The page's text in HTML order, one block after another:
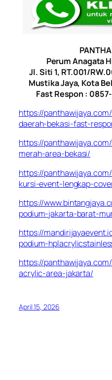
Perum Anagata
Jl. Siti 1, RT.001/
Mustika Jaya, Kota
Fast Respon :
https://
daerah-bekasi-fast-
https://
merah-area-bekasi/
https://
kursi-event-lengkap-
https://
podium-jakarta-barat-
https://
podium-
https://
acrylic-area-jakarta/
April 15, 2026